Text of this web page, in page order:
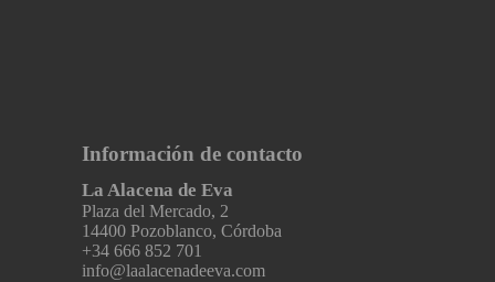
Información de contacto
La Alacena de Eva
Plaza del Mercado, 2
14400 Pozoblanco, Córdoba
+34 666 852 701
info@laalacenadeeva.com